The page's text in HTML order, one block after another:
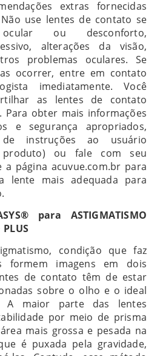
extras fornecidas
use lentes de contato se
ou desconforto,
alterações da visão,
problemas oculares. Se
ocorrer, entre em contato
imediatamente. Você
as lentes de contato
Para obter mais informações
e segurança apropriados,
instruções ao usuário
ou fale com seu
a página acuvue.com.br para
lente mais adequada para
para ASTIGMATISMO
condição que faz
formem imagens em dois
de contato têm de estar
sobre o olho e o ideal
maior parte das lentes
por meio de prisma
mais grossa e pesada na
é puxada pela gravidade,